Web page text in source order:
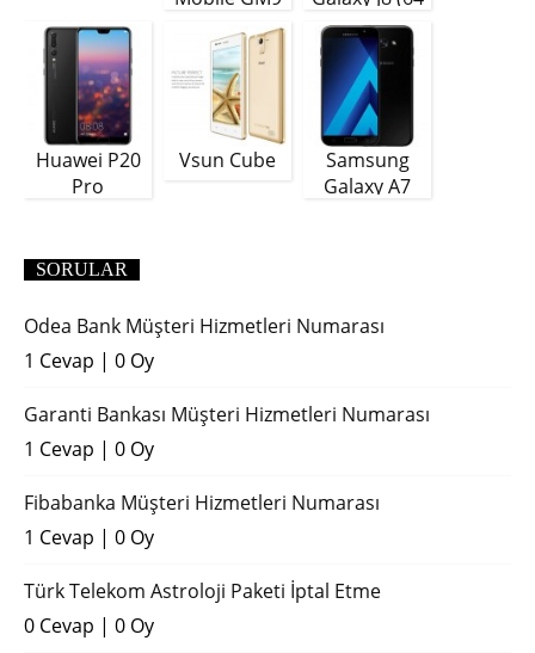
GB)
Huawei P20
Pro
Vsun Cube
Samsung
Galaxy A7
SORULAR
Odea Bank Müşteri Hizmetleri Numarası
1 Cevap | 0 Oy
Garanti Bankası Müşteri Hizmetleri Numarası
1 Cevap | 0 Oy
Fibabanka Müşteri Hizmetleri Numarası
1 Cevap | 0 Oy
Türk Telekom Astroloji Paketi İptal Etme
0 Cevap | 0 Oy